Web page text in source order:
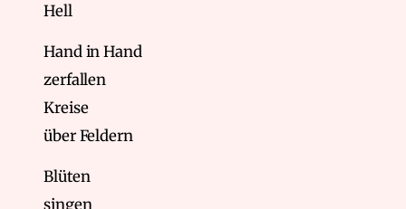
Hell
Hand in Hand
zerfallen
Kreise
über Feldern
Blüten
singen